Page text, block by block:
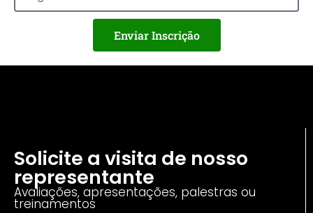
Enviar Inscrição
Solicite a visita de nosso
representante
Avaliações, apresentações, palestras ou
treinamentos